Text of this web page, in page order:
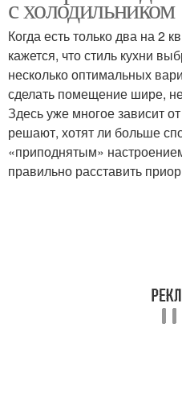
с холодильником
Когда есть только два на 2
кажется, что стиль кухни
несколько оптимальных
сделать помещение шире,
Здесь уже многое зависит
решают, хотят ли больше
«приподнятым»
правильно расставить